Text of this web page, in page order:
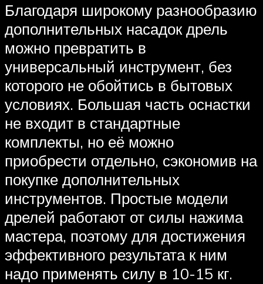
Благодаря широкому разнообразию
дополнительных насадок дрель
можно превратить в
универсальный инструмент, без
которого не обойтись в бытовых
условиях. Большая часть оснастки
не входит в стандартные
комплекты, но её можно
приобрести отдельно, сэкономив на
покупке дополнительных
инструментов. Простые модели
дрелей работают от силы нажима
мастера, поэтому для достижения
эффективного результата к ним
надо применять силу в 10-15 кг.